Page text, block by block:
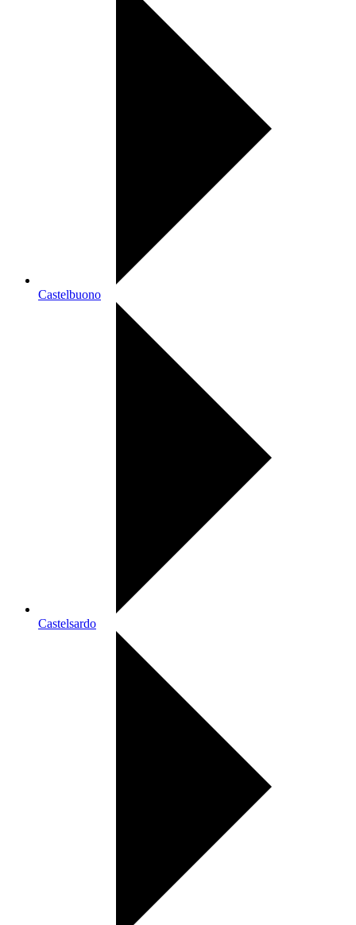
Castelbuono
Castelsardo